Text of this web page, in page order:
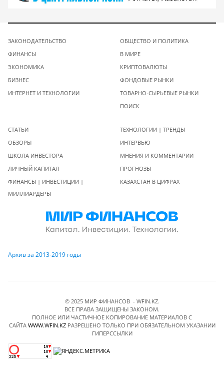
ЗАКОНОДАТЕЛЬСТВО
ФИНАНСЫ
ЭКОНОМИКА
БИЗНЕС
ИНТЕРНЕТ И ТЕХНОЛОГИИ
ОБЩЕСТВО И ПОЛИТИКА
В МИРЕ
КРИПТОВАЛЮТЫ
ФОНДОВЫЕ РЫНКИ
ТОВАРНО-СЫРЬЕВЫЕ РЫНКИ
ПОИСК
СТАТЬИ
ОБЗОРЫ
ШКОЛА ИНВЕСТОРА
ЛИЧНЫЙ КАПИТАЛ
ФИНАНСЫ | ИНВЕСТИЦИИ |
МИЛЛИАРДЕРЫ
ТЕХНОЛОГИИ | ТРЕНДЫ
ИНТЕРВЬЮ
МНЕНИЯ И КОММЕНТАРИИ
ПРОГНОЗЫ
КАЗАХСТАН В ЦИФРАХ
Архив за 2013-2019 годы
© 2025 МИР ФИНАНСОВ - WFIN.KZ.
ВСЕ ПРАВА ЗАЩИЩЕНЫ ЗАКОНОМ.
ПОЛНОЕ ИЛИ ЧАСТИЧНОЕ КОПИРОВАНИЕ МАТЕРИАЛОВ C
САЙТА WWW.WFIN.KZРАЗРЕШЕНО ТОЛЬКО ПРИ ОБЯЗАТЕЛЬНОМ УКАЗАНИИ
ГИПЕРССЫЛКИ